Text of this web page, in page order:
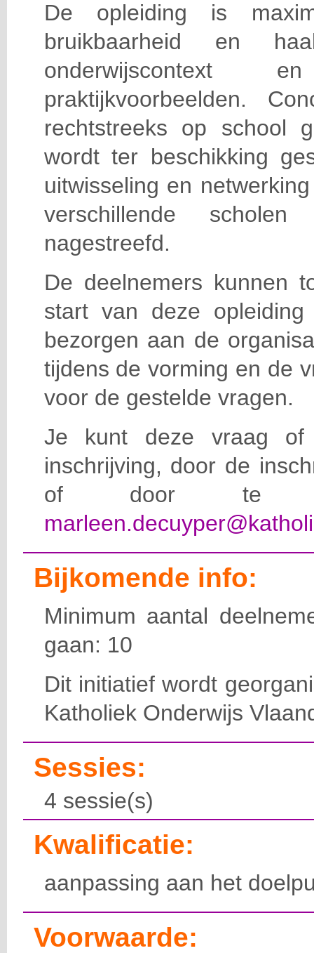
De opleiding is
bruikbaarheid en
praktijkvoorbeelden.
rechtstreeks op school
wordt ter beschikking
uitwisseling en
verschillende scholen
nagestreefd.
De deelnemers kunnen
start van deze
bezorgen aan de
tijdens de vorming en de
voor de gestelde vragen.
Je kunt deze vraag of
inschrijving, door de
of door te e-
Bijkomende info:
Minimum aantal
gaan: 10
Dit initiatief wordt
Katholiek Onderwijs
Sessies:
4 sessie(s)
Kwalificatie:
aanpassing aan het
Voorwaarde: